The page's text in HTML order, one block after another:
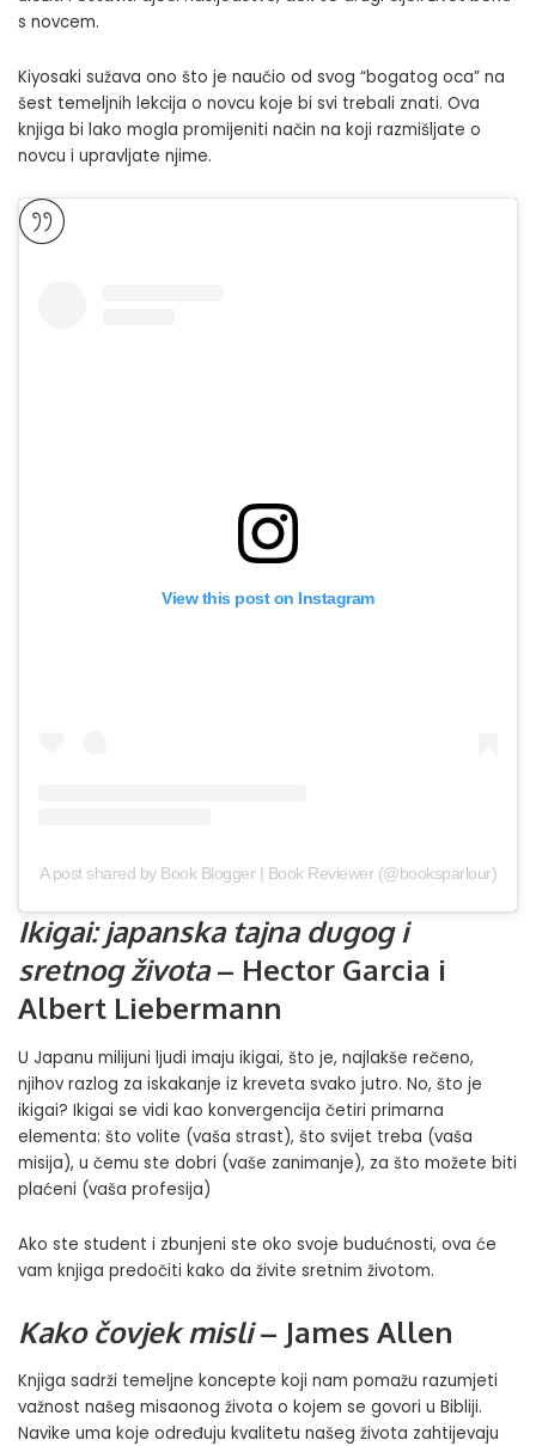
s novcem.
Kiyosaki sužava ono što je naučio od svog “bogatog oca” na
šest temeljnih lekcija o novcu koje bi svi trebali znati. Ova
knjiga bi lako mogla promijeniti način na koji razmišljate o
novcu i upravljate njime.
View this post on Instagram
A post shared by Book Blogger | Book Reviewer (@booksparlour)
Ikigai: japanska tajna dugog i
sretnog života– Hector Garcia i
Albert Liebermann
U Japanu milijuni ljudi imaju ikigai, što je, najlakše rečeno,
njihov razlog za iskakanje iz kreveta svako jutro. No, što je
ikigai? Ikigai se vidi kao konvergencija četiri primarna
elementa: što volite (vaša strast), što svijet treba (vaša
misija), u čemu ste dobri (vaše zanimanje), za što možete biti
plaćeni (vaša profesija)
Ako ste student i zbunjeni ste oko svoje budućnosti, ova će
vam knjiga predočiti kako da živite sretnim životom.
Kako čovjek misli– James Allen
Knjiga sadrži temeljne koncepte koji nam pomažu razumjeti
važnost našeg misaonog života o kojem se govori u Bibliji.
Navike uma koje određuju kvalitetu našeg života zahtijevaju